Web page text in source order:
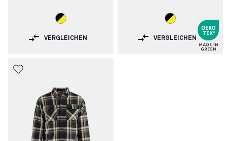
VERGLEICHEN VERGLEICHEN